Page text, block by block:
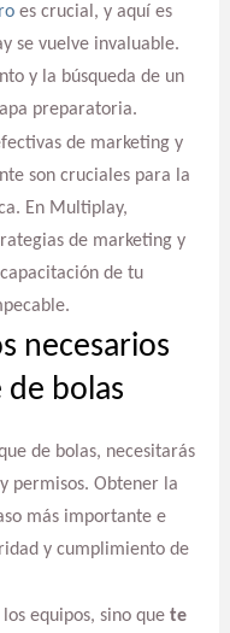
es crucial, y aquí es
se vuelve invaluable.
y la búsqueda de un
preparatoria.
de marketing y
son cruciales para la
En Multiplay,
de marketing y
de tu
necesarios
bolas
de bolas, necesitarás
permisos. Obtener la
más importante e
y cumplimiento de
equipos, sino que te